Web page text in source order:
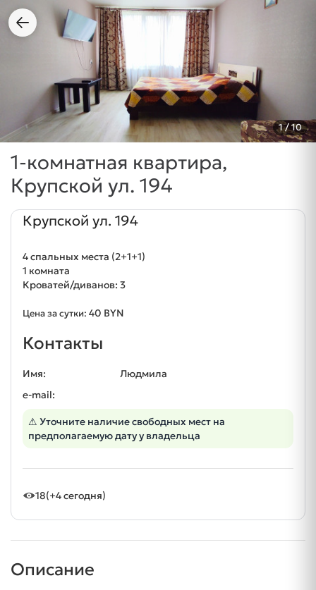
1/ 10
1-комнатная квартира,
Крупской ул. 194
Крупской ул. 194
4 спальных места (2+1+1)
1 комната
Кроватей/диванов: 3
Цена за сутки: 40 BYN
Контакты
Имя:
Людмила
e-mail:
⚠ Уточните наличие свободных мест на
предполагаемую дату у владельца
18(+4 сегодня)
Описание